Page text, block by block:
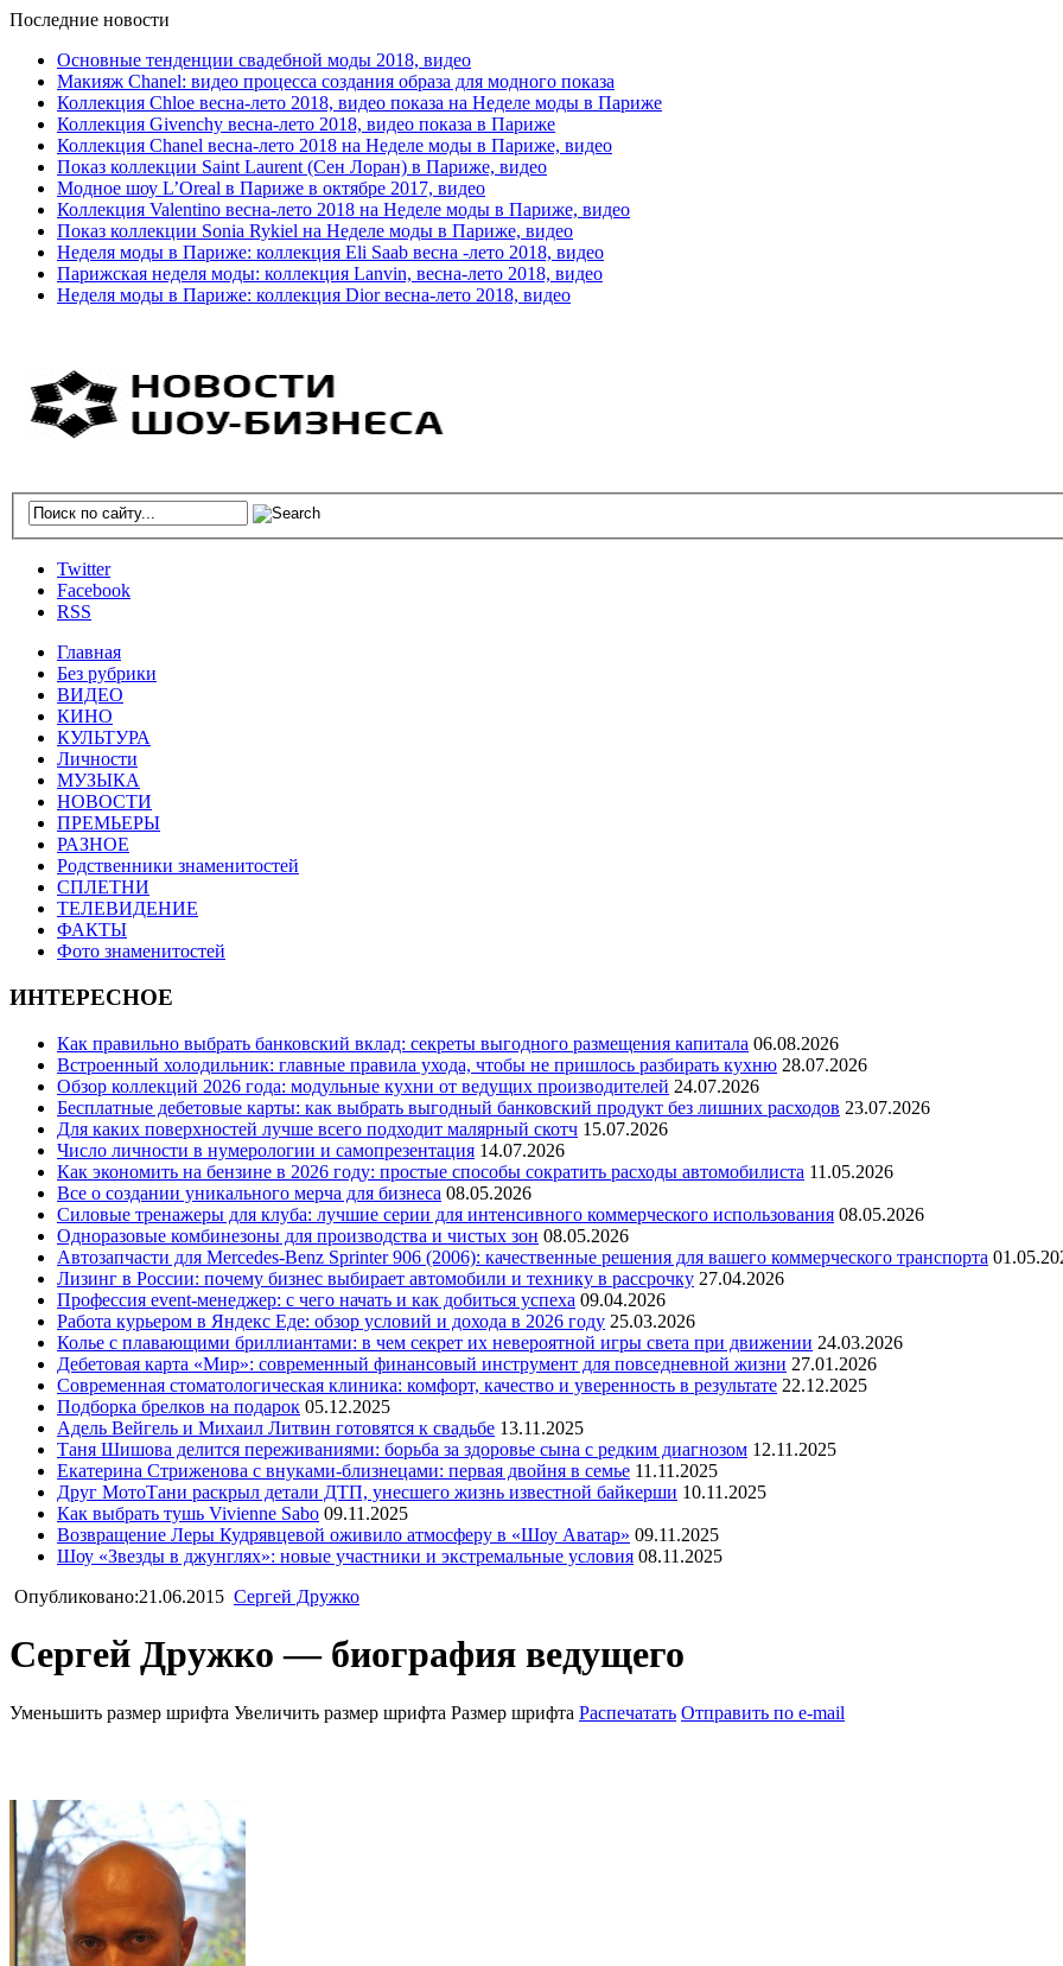
Последние новости
Основные тенденции свадебной моды 2018, видео
Макияж Chanel: видео процесса создания образа для модного показа
Коллекция Chloe весна-лето 2018, видео показа на Неделе моды в Париже
Коллекция Givenchy весна-лето 2018, видео показа в Париже
Коллекция Chanel весна-лето 2018 на Неделе моды в Париже, видео
Показ коллекции Saint Laurent (Сен Лоран) в Париже, видео
Модное шоу L’Oreal в Париже в октябре 2017, видео
Коллекция Valentino весна-лето 2018 на Неделе моды в Париже, видео
Показ коллекции Sonia Rykiel на Неделе моды в Париже, видео
Неделя моды в Париже: коллекция Eli Saab весна -лето 2018, видео
Парижская неделя моды: коллекция Lanvin, весна-лето 2018, видео
Неделя моды в Париже: коллекция Dior весна-лето 2018, видео
Twitter
Facebook
RSS
Главная
Без рубрики
ВИДЕО
КИНО
КУЛЬТУРА
Личности
МУЗЫКА
НОВОСТИ
ПРЕМЬЕРЫ
РАЗНОЕ
Родственники знаменитостей
СПЛЕТНИ
ТЕЛЕВИДЕНИЕ
ФАКТЫ
Фото знаменитостей
ИНТЕРЕСНОЕ
Как правильно выбрать банковский вклад: секреты выгодного размещения капитала 06.08.2026
Встроенный холодильник: главные правила ухода, чтобы не пришлось разбирать кухню 28.07.2026
Обзор коллекций 2026 года: модульные кухни от ведущих производителей 24.07.2026
Бесплатные дебетовые карты: как выбрать выгодный банковский продукт без лишних расходов 23.07.2026
Для каких поверхностей лучше всего подходит малярный скотч 15.07.2026
Число личности в нумерологии и самопрезентация 14.07.2026
Как экономить на бензине в 2026 году: простые способы сократить расходы автомобилиста 11.05.2026
Все о создании уникального мерча для бизнеса 08.05.2026
Силовые тренажеры для клуба: лучшие серии для интенсивного коммерческого использования 08.05.2026
Одноразовые комбинезоны для производства и чистых зон 08.05.2026
Автозапчасти для Mercedes-Benz Sprinter 906 (2006): качественные решения для вашего коммерческого транспорта
Лизинг в России: почему бизнес выбирает автомобили и технику в рассрочку 27.04.2026
Профессия event-менеджер: с чего начать и как добиться успеха 09.04.2026
Работа курьером в Яндекс Еде: обзор условий и дохода в 2026 году 25.03.2026
Колье с плавающими бриллиантами: в чем секрет их невероятной игры света при движении 24.03.2026
Дебетовая карта «Мир»: современный финансовый инструмент для повседневной жизни 27.01.2026
Современная стоматологическая клиника: комфорт, качество и уверенность в результате 22.12.2025
Подборка брелков на подарок 05.12.2025
Адель Вейгель и Михаил Литвин готовятся к свадьбе 13.11.2025
Таня Шишова делится переживаниями: борьба за здоровье сына с редким диагнозом 12.11.2025
Екатерина Стриженова с внуками-близнецами: первая двойня в семье 11.11.2025
Друг МотоТани раскрыл детали ДТП, унесшего жизнь известной байкерши 10.11.2025
Как выбрать тушь Vivienne Sabo 09.11.2025
Возвращение Леры Кудрявцевой оживило атмосферу в «Шоу Аватар» 09.11.2025
Шоу «Звезды в джунглях»: новые участники и экстремальные условия 08.11.2025
Опубликовано:21.06.2015 Сергей Дружко
Сергей Дружко — биография ведущего
Уменьшить размер шрифта Увеличить размер шрифта Размер шрифта Распечатать Отправить по e-mail